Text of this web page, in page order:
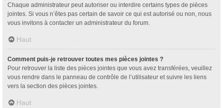
Chaque administrateur peut autoriser ou interdire certains types de pièces
jointes. Si vous n’êtes pas certain de savoir ce qui est autorisé ou non, nous
vous invitons à contacter un administrateur du forum.
Haut
Comment puis-je retrouver toutes mes pièces jointes ?
Pour retrouver la liste des pièces jointes que vous avez transférées, veuillez
vous rendre dans le panneau de contrôle de l’utilisateur et suivre les liens
vers la section des pièces jointes.
Haut